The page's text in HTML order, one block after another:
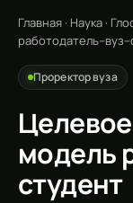
Главная · Наука ·
Проректор вуза
модель
студент